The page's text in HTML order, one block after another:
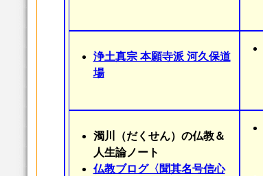
浄土真宗 本願寺派 河久保道
場
濁川（だくせん）の仏教＆
人生論ノート
仏教ブログ〈聞其名号信心